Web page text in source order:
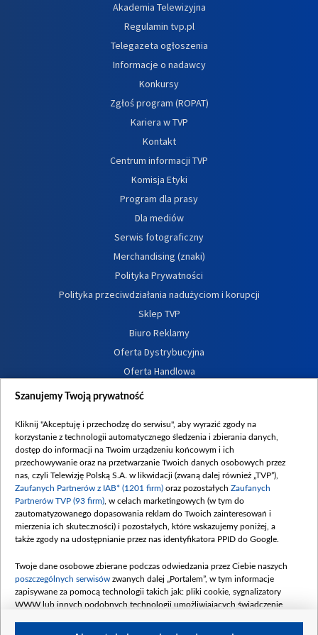
Akademia Telewizyjna
Regulamin tvp.pl
Telegazeta ogłoszenia
Informacje o nadawcy
Konkursy
Zgłoś program (ROPAT)
Kariera w TVP
Kontakt
Centrum informacji TVP
Komisja Etyki
Program dla prasy
Dla mediów
Serwis fotograficzny
Merchandising (znaki)
Polityka Prywatności
Polityka przeciwdziałania nadużyciom i korupcji
Sklep TVP
Biuro Reklamy
Oferta Dystrybucyjna
Oferta Handlowa
Dostępność
Procedura zgłoszeń wewnętrznych
Szanujemy Twoją prywatność
Kliknij "Akceptuję i przechodzę do serwisu", aby wyrazić zgody na
korzystanie z technologii automatycznego śledzenia i zbierania danych,
dostęp do informacji na Twoim urządzeniu końcowym i ich
przechowywanie oraz na przetwarzanie Twoich danych osobowych przez
nas, czyli Telewizję Polską S.A. w likwidacji (zwaną dalej również „TVP”),
Zaufanych Partnerów z IAB* (1201 firm) oraz pozostałych Zaufanych
Partnerów TVP (93 firm) , w celach marketingowych (w tym do
zautomatyzowanego dopasowania reklam do Twoich zainteresowań i
mierzenia ich skuteczności) i pozostałych, które wskazujemy poniżej, a
także zgody na udostępnianie przez nas identyfikatora PPID do Google.
Twoje dane osobowe zbierane podczas odwiedzania przez Ciebie naszych
poszczególnych serwisów zwanych dalej „Portalem”, w tym informacje
zapisywane za pomocą technologii takich jak: pliki cookie, sygnalizatory
WWW lub innych podobnych technologii umożliwiających świadczenie